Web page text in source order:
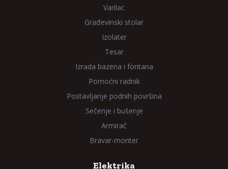
Varilac
Građevinski stolar
Izolater
Tesar
Izrada bazena i fontana
Pomoćni radnik
Postavljanje podnih površina
Sečenje i bušenje
Armirač
Bravar-monter
Elektrika